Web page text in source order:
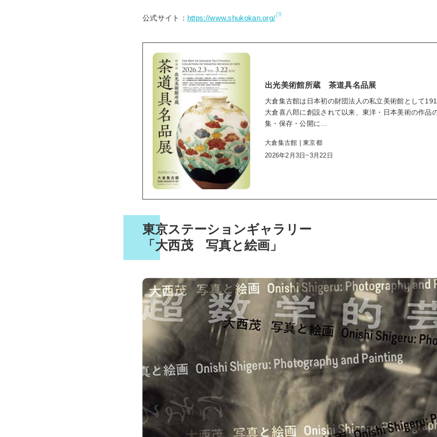
公式サイト： https://www.shukokan.org/
出光美術館所蔵 茶道具名品展
大倉集古館は日本初の財団法人の私立美術館として
大倉喜八郎に創設されて以来、東洋・日本美術の作品
集・保存・公開に…
大倉集古館 | 東京都
2026年2月3日~3月22日
東京ステーションギャラリー
「大西茂 写真と絵画」